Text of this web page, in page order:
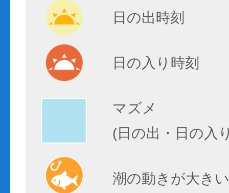
日の出時刻
日の入り時刻
マズメ
(日の出・日の入
潮の動きが大き